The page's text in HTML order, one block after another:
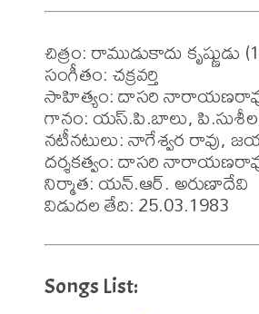
చిత్రం: రాముడుకాదు కృష్ణుడు
సంగీతం: చక్రవర్తి
సాహిత్యం: దాసరి నారాయణరావు
గానం: యస్.పి.బాలు, పి.సుశీల
నటీనటులు: నాగేశ్వర రావు,
దర్శకత్వం: దాసరి
నిర్మాత: యన్.ఆర్. అరుణాదేవి
విడుదల తేది: 25.03.1983